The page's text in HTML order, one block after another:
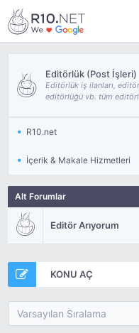
Editörlük (Post İşleri)
Editörlük iş ilanları,
editörlüğü vb. tüm
R10.net
İçerik & Makale Hizmetleri
Alt Forumlar
Editör Arıyorum
KONU AÇ
Varsayılan Sıralama